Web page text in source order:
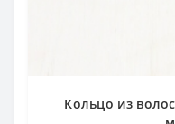
Кольцо из